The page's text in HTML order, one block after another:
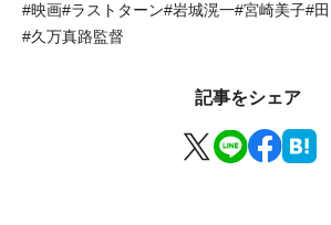
#映画#ラストターン#岩城滉一#宮崎美子#
#久万真路監督
記事をシェア